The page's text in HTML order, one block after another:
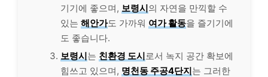
기기에 좋으며, 보령시의 자연을 만끽할 수
있는 해안가도 가까워 여가 활동을 즐기기에
도 좋습니다.
보령시는 친환경 도시로서 녹지 공간 확보에
힘쓰고 있으며, 명천동 주공4단지는 그러한